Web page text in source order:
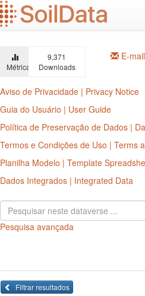
Ir
para
o
principal
Métricas
9,371
Downloads
E-
Aviso de Privacidade | Privacy Notice
Guia do Usuário | User Guide
Política de Preservação de Dados |
Termos e Condições de Uso | Terms
Planilha Modelo | Template
Dados Integrados | Integrated Data
Pesquisa avançada
Filtrar resultados